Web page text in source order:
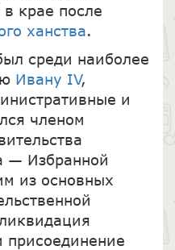
в крае после
ханства.
среди наиболее
Ивану IV,
и
членом
— Избранной
из основных
присоединение